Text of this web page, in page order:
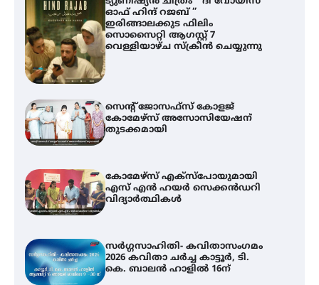
ഓഫ് ഹിന്ദ് റജബ് ”
ഇരിങ്ങാലക്കുട ഫിലിം
സൊസൈറ്റി ആഗസ്റ്റ് 7
വെള്ളിയാഴ്ച സ്‌ക്രീൻ ചെയ്യുന്നു
സെന്റ് ജോസഫ്സ് കോളജ്
കോമേഴ്‌സ് അസോസിയേഷന്
തുടക്കമായി
കോമേഴ്സ് എക്സ്പോയുമായി
എസ് എൻ ഹയർ സെക്കൻഡറി
വിദ്യാർത്ഥികൾ
സർഗ്ഗസാഹിതി- കവിതാസംഗമം
2026 കവിതാ ചർച്ച കാട്ടൂർ, ടി.
കെ. ബാലൻ ഹാളിൽ 16ന്